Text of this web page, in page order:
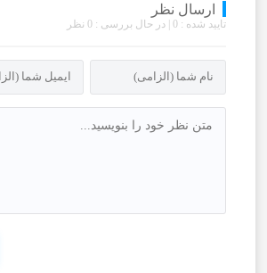
ارسال نظر
تایید شده : 0 | در حال بررسی : 0 نظر